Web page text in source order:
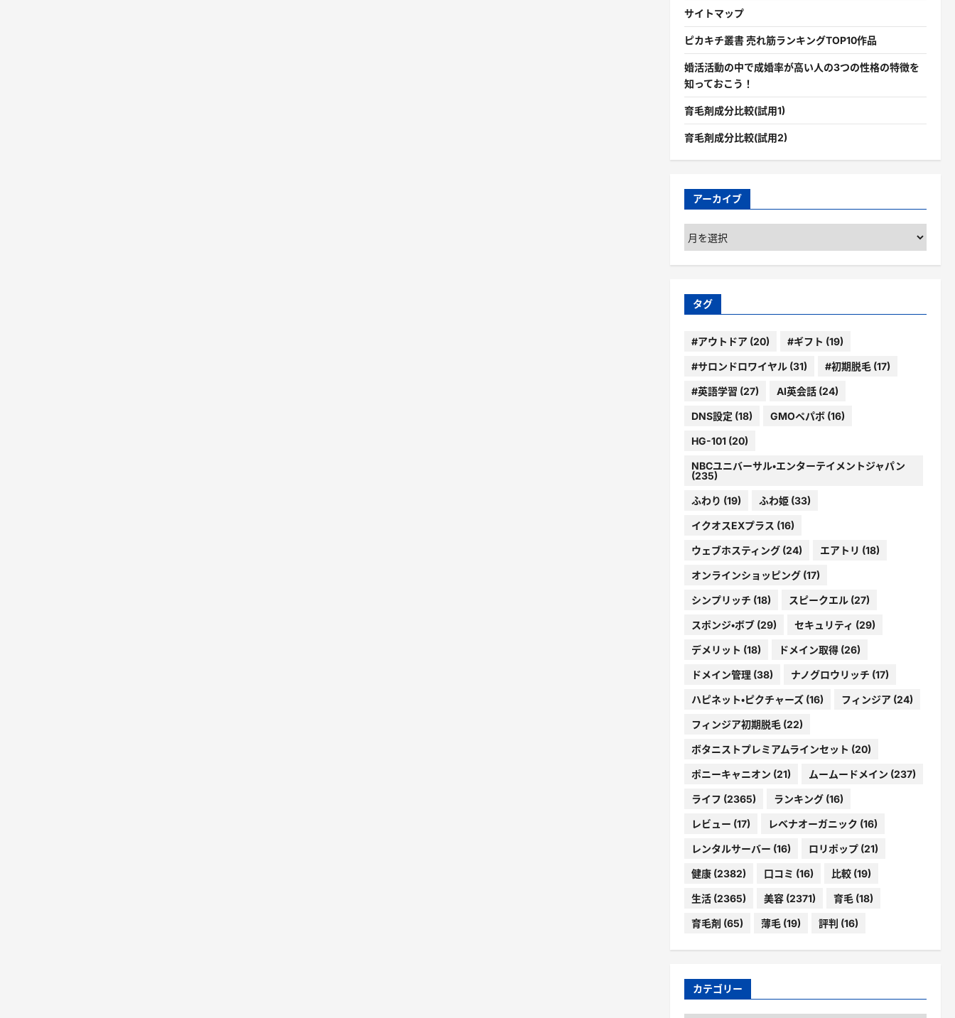
サイトマップ
ピカキチ叢書 売れ筋ランキングTOP10作品
婚活活動の中で成婚率が高い人の3つの性格の特徴を
知っておこう！
育毛剤成分比較(試用1)
育毛剤成分比較(試用2)
アーカイブ
ア
ー
カ
ブ
タグ
#アウトドア(20) #ギフト (19)
#サロンドロワイヤル(31) #初期脱毛(17)
#英語学習 (27) AI英会話(24)
DNS設定 (18) GMOペパボ(16)
HG-101(20)
NBCユニバーサル・エンターテイメントジャパン
(235)
ふわり (19) ふわ姫(33)
イクオスEXプラス (16)
ウェブホスティング(24) エアトリ (18)
オンラインショッピング(17)
シンプリッチ (18) スピークエル(27)
スポンジ・ボブ(29) セキュリティ (29)
デメリット (18) ドメイン取得(26)
ドメイン管理(38) ナノグロウリッチ (17)
ハピネット・ピクチャーズ(16) フィンジア(24)
フィンジア初期脱毛(22)
ボタニストプレミアムラインセット (20)
ポニーキャニオン (21) ムームードメイン (237)
ライフ (2365) ランキング(16)
レビュー (17) レベナオーガニック (16)
レンタルサーバー (16) ロリポップ(21)
健康(2382) 口コミ (16) 比較(19)
生活(2365) 美容(2371) 育毛(18)
育毛剤 (65) 薄毛(19) 評判 (16)
カテゴリー